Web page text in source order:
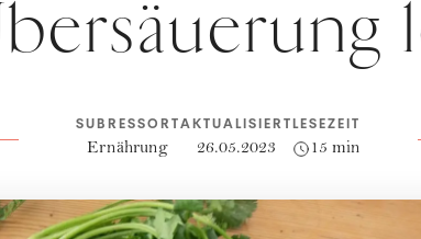
SUBRESSORT
Ernährung
AKTUALISIERT
26.05.2023
LESEZEIT
15 min